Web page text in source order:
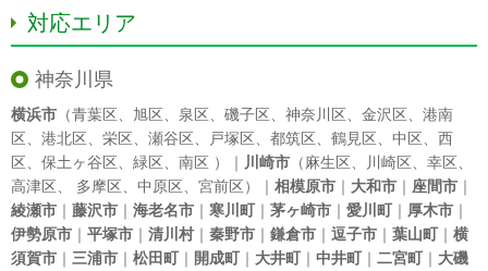
対応エリア
神奈川県
横浜市 （青葉区 旭区 泉区 磯子区 神奈川区 金沢区
港南
区
港北区 栄区 瀬谷区 戸塚区 都筑区 鶴見区 中区
西
区
保土ヶ谷区 緑区 南区 ）｜ 川崎市 （麻生区 川崎区 幸区
高津区
多摩区 中原区 宮前区）｜ 相模原市 ｜ 大和市 ｜ 座間市 ｜
綾瀬市 ｜ 藤沢市 ｜ 海老名市 ｜ 寒川町｜ 茅ヶ崎市 ｜ 愛川町｜ 厚木市 ｜
伊勢原市 ｜ 平塚市 ｜ 清川村｜ 秦野市 ｜ 鎌倉市 ｜ 逗子市 ｜ 葉山町｜ 横
須賀市 ｜ 三浦市 ｜ 松田町｜ 開成町｜ 大井町｜ 中井町｜ 二宮町｜ 大磯